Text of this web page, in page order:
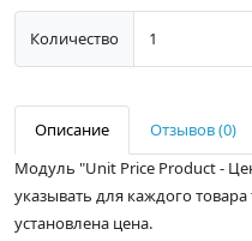
Количество
Описание
Отзывов (0)
Модуль "Unit Price Product -
указывать для каждого
установлена цена.